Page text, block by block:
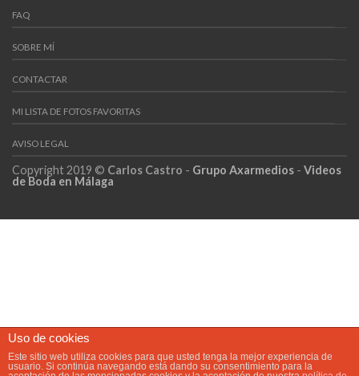
FAQ
SOBRE MÍ
CONTACTAR
MI LISTA DE FOTOS FAVORITAS
AVISO LEGAL
Copyright 2019 © Carlos Castro - Grupo Axarmedios - Videos
de Boda en Málaga
Uso de cookies
Este sitio web utiliza cookies para que usted tenga la mejor experiencia de
usuario. Si continúa navegando está dando su consentimiento para la